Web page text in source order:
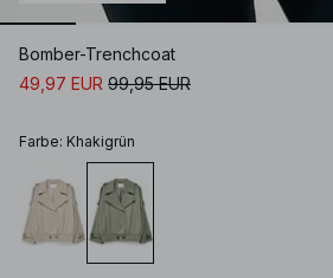
Bomber-Trenchcoat
49,97 EUR 99,95 EUR
Farbe: Khakigrün